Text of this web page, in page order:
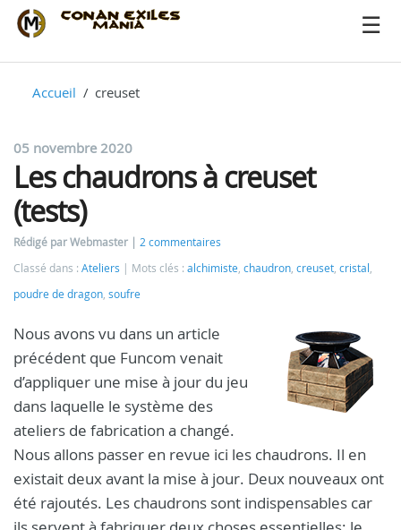
Accueil creuset
05 novembre 2020
Les chaudrons à creuset
(tests)
Rédigé par Webmaster
2 commentaires
Classé dans : Ateliers Mots clés : alchimiste chaudron creuset cristal
poudre de dragon soufre
Nous avons vu dans un article
précédent que Funcom venait
d’appliquer une mise à jour du jeu
dans laquelle le système des
ateliers de fabrication a changé.
Nous allons passer en revue ici les chaudrons. Il en
existait deux avant la mise à jour. Deux nouveaux ont
été rajoutés. Les chaudrons sont indispensables car